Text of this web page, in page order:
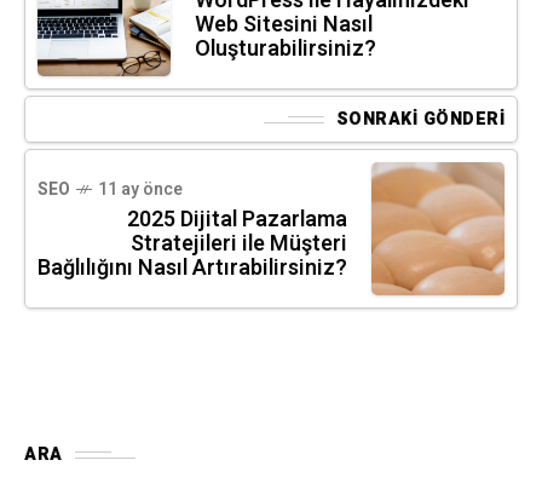
Web Sitesini Nasıl
Oluşturabilirsiniz?
SONRAKI GÖNDERI
SEO 11 ay önce
2025 Dijital Pazarlama
Stratejileri ile Müşteri
Bağlılığını Nasıl Artırabilirsiniz?
ARA